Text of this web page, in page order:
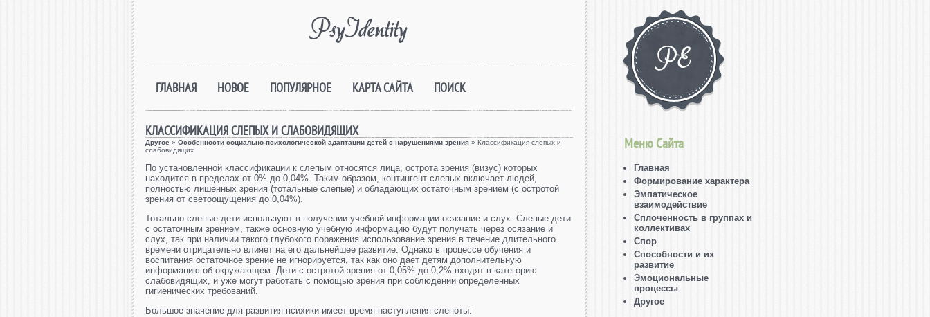
PsyIdentity
ГЛАВНАЯ НОВОЕ ПОПУЛЯРНОЕ КАРТА САЙТА ПОИСК
КЛАССИФИКАЦИЯ СЛЕПЫХ И СЛАБОВИДЯЩИХ
Другое » Особенности социально-психологической адаптации детей с нарушениями зрения » Классификация слепых и
слабовидящих
По установленной классификации к слепым относятся лица, острота зрения (визус) которых
находится в пределах от 0% до 0,04%. Таким образом, контингент слепых включает людей,
полностью лишенных зрения (тотальные слепые) и обладающих остаточным зрением (с остротой
зрения от светоощущения до 0,04%).
Тотально слепые дети используют в получении учебной информации осязание и слух. Слепые дети
с остаточным зрением, также основную учебную информацию будут получать через осязание и
слух, так при наличии такого глубокого поражения использование зрения в течение длительного
времени отрицательно влияет на его дальнейшее развитие. Однако в процессе обучения и
воспитания остаточное зрение не игнорируется, так как оно дает детям дополнительную
информацию об окружающем. Дети с остротой зрения от 0,05% до 0,2% входят в категорию
слабовидящих, и уже могут работать с помощью зрения при соблюдении определенных
гигиенических требований.
Большое значение для развития психики имеет время наступления слепоты:
Меню Сайта
Главная
Формирование характера
Эмпатическое
взаимодействие
Сплоченность в группах и
коллективах
Спор
Способности и их
развитие
Эмоциональные
процессы
Другое